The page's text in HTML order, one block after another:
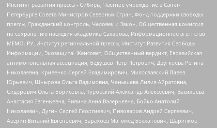
Институт развития прессы - Сибирь, Частное учреждение в Санкт-
Петербурге Совета Министров Северных Стран, Фонд поддержки свободы
прессы, Гражданский контроль, Человек и Закон, Общественная комиссия
по сохранению наследия академика Сахарова, Информационное агентство
МЕМО. РУ, Институт региональной прессы, Институт Развития Свободы
Информации, Экозащита!-Женсовет, Общественный вердикт, Евразийская
антимонопольная ассоциация, Бедушев Петр Петрович, Дзугкоева Регина
Николаевна, Кривенко Сергей Владимирович, Милославский Павел
Юрьевич, Шнырова Ольга Вадимовна, Чанышева Лилия Айратовна,
Сидорович Ольга Борисовна, Туровский Александр Алексеевич, Васильева
Анастасия Евгеньевна, Ривина Анна Валерьевна, Бойко Анатолий
Николаевич, Дугин Сергей Георгиевич, Пивоваров Андрей Сергеевич,
Аверин Виталий Евгеньевич, Барахоев Магомед Бекханович, Шарипков